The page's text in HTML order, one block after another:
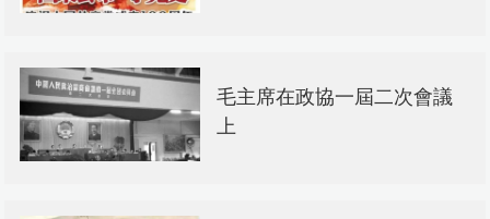
毛主席在政協一屆二次會議
上